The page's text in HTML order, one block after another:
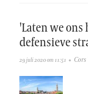
'Laten we ons
defensieve
29 juli 2020 om 11:51